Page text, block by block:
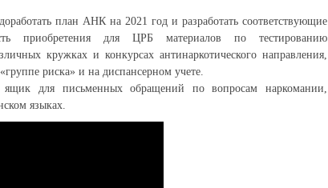
план АНК на 2021 год и разработать соответствующие
приобретения для ЦРБ материалов по тестированию
кружках и конкурсах антинаркотического направления,
риска» и на диспансерном учете.
для письменных обращений по вопросам наркомании,
языках.